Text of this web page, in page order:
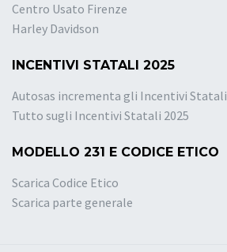
Centro Usato Firenze
Harley Davidson
INCENTIVI STATALI 2025
Autosas incrementa gli Incentivi Statali
Tutto sugli Incentivi Statali 2025
MODELLO 231 E CODICE ETICO
Scarica Codice Etico
Scarica parte generale